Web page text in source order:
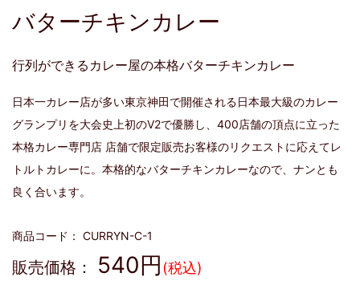
バターチキンカレー
行列ができるカレー屋の本格バターチキンカレー
日本一カレー店が多い東京神田で開催される日本最大級のカレー
グランプリを大会史上初のV2で優勝し、400店舗の頂点に立った
本格カレー専門店 店舗で限定販売お客様のリクエストに応えてレ
トルトカレーに。本格的なバターチキンカレーなので、ナンとも
良く合います。
商品コード： CURRYN-C-1
販売価格： 540円 (税込)